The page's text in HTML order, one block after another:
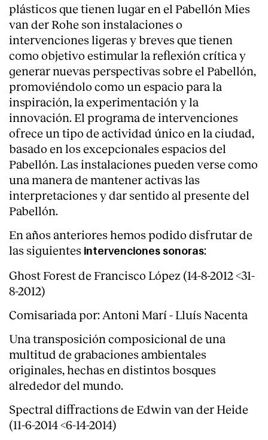
plásticos que tienen lugar en el Pabellón Mies
van der Rohe son instalaciones o
intervenciones ligeras y breves que tienen
como objetivo estimular la reflexión crítica y
generar nuevas perspectivas sobre el Pabellón,
promoviéndolo como un espacio para la
inspiración, la experimentación y la
innovación. El programa de intervenciones
ofrece un tipo de actividad único en la ciudad,
basado en los excepcionales espacios del
Pabellón. Las instalaciones pueden verse como
una manera de mantener activas las
interpretaciones y dar sentido al presente del
Pabellón.
En años anteriores hemos podido disfrutar de
las siguientes intervenciones sonoras:
Ghost Forest de Francisco López (14-8-2012 <31-
8-2012)
Comisariada por: Antoni Marí - Lluís Nacenta
Una transposición composicional de una
multitud de grabaciones ambientales
originales, hechas en distintos bosques
alrededor del mundo.
Spectral diffractions de Edwin van der Heide
(11-6-2014 <6-14-2014)